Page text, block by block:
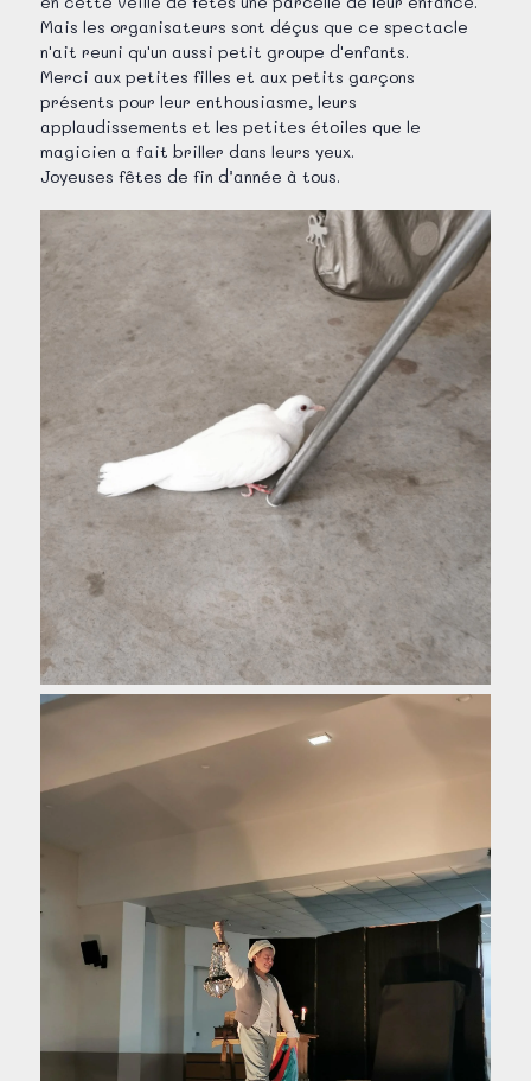
Mais les organisateurs sont déçus que ce spectacle
n'ait reuni qu'un aussi petit groupe d'enfants.
Merci aux petites filles et aux petits garçons
présents pour leur enthousiasme, leurs
applaudissements et les petites étoiles que le
magicien a fait briller dans leurs yeux.
Joyeuses fêtes de fin d’année à tous.